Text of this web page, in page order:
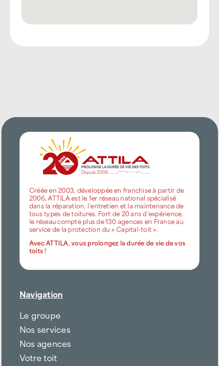
Créée en 2003, développée en franchise à partir de
2006, ATTILA est le 1er réseau national spécialisé
dans la réparation, l’entretien et la maintenance de
tous types de toitures. Fort de 20 ans d’expérience,
le réseau compte plus de 130 agences en France au
service de la protection du « Capital-toit ».
Avec ATTILA, vous prolongez la durée de vie de vos
toits !
Navigation
Le groupe
Nos services
Nos agences
Votre toit